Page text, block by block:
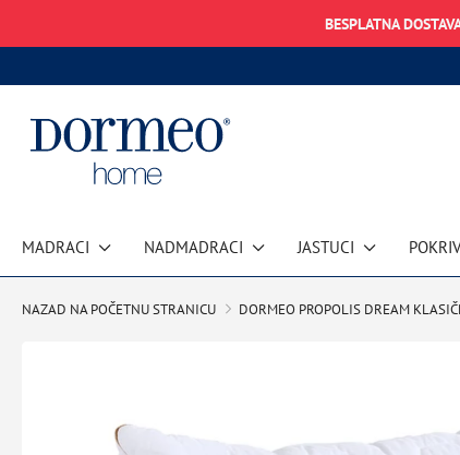
BESPLATNA
MADRACI NADMADRACI JASTUCI
NAZAD NA POČETNU STRANICU DORMEO PROPOLIS DREAM